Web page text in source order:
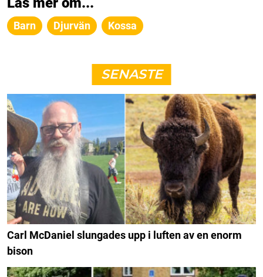
Barn Djurvän Kossa
SENASTE
Carl McDaniel slungades upp i luften av en enorm
bison